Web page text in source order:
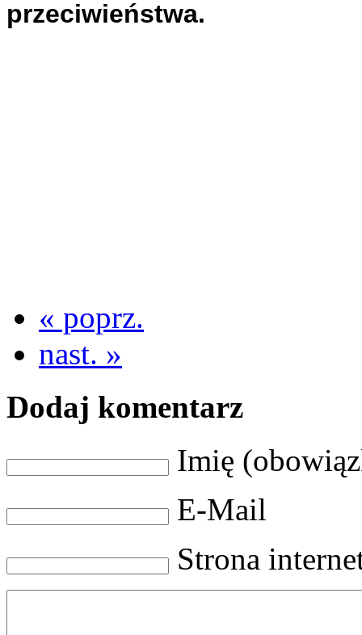
przeciwieństwa.
« poprz.
nast. »
Dodaj komentarz
Imię
E-Mail
Strona